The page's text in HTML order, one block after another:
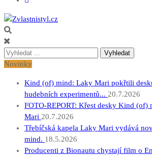
Zvlastnistyl.cz
Pramen kultury, zábavy a životního stylu
Vyhledávání
pro:
Novinky
Kind (of) mind: Laky Mari pokřtili
hudebních experimentů... 20.7.2026
FOTO-REPORT: Křest desky Kind
Mari 20.7.2026
Třebíčská kapela Laky Mari vydává
mind. 18.5.2026
Producenti z Bionautu chystají film o